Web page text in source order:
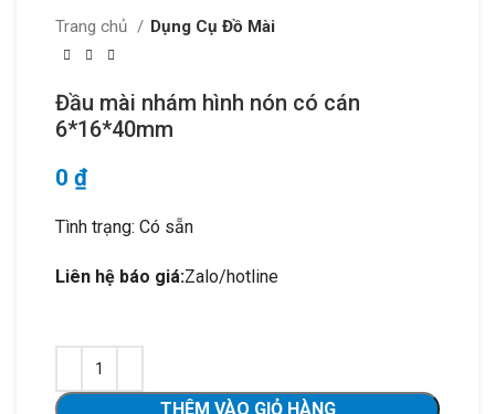
Trang chủ Dụng Cụ Đồ Mài
Đầu mài nhám hình nón có cán
6*16*40mm
0 ₫
Tình trạng: Có sẵn
Liên hệ báo giá:Zalo/hotline
THÊM VÀO GIỎ HÀNG